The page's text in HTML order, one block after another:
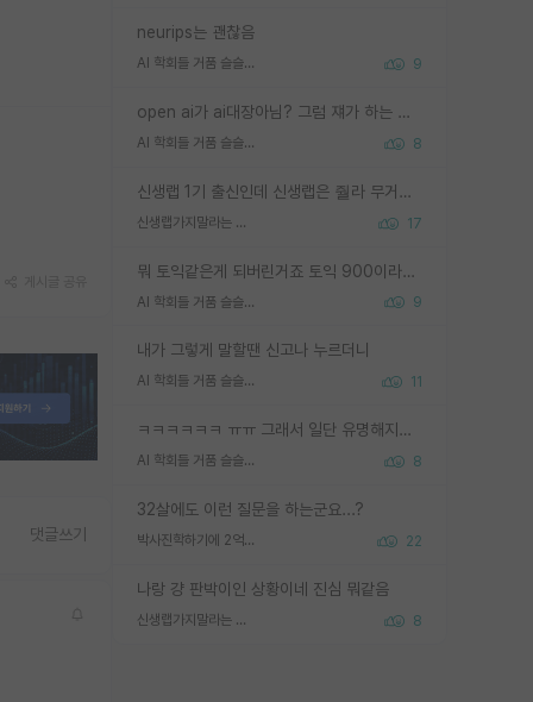
neurips는 괜찮음
AI 학회들 거품 슬슬 지적이 나오네요 9
open ai가 ai대장아님? 그럼 쟤가 하는 말이 다 맞겠네
AI 학회들 거품 슬슬 지적이 나오네요 8
신생랩 1기 출신인데 신생랩은 줠라 무거운 바벨 같은거임. 들면 대박인데 못들면 깔려 죽음. 아무도 알려주지 않는 환경에서 자생해야하지만, 일단 살아남았다면 그 어떤 사람보다 악착같고 생존력 높은 사람으로 거듭날 수 있음
신생랩가지말라는 이유가 있었구나 17
뭐 토익같은게 되버린거죠 토익 900이라고 영어잘하는건 아닙니다만 잘하는사람은 다 900을 넘는 그런
AI 학회들 거품 슬슬 지적이 나오네요 9
내가 그렇게 말할땐 신고나 누르더니
AI 학회들 거품 슬슬 지적이 나오네요 11
ㅋㅋㅋㅋㅋㅋ ㅠㅠ 그래서 일단 유명해지는게 중요한거같습니다
AI 학회들 거품 슬슬 지적이 나오네요 8
32살에도 이런 질문을 하는군요...?
박사진학하기에 2억은 괜찮은 (?) 정도의 경제력인가요 22
나랑 걍 판박이인 상황이네 진심 뭐같음
신생랩가지말라는 이유가 있었구나 8
댓글쓰기